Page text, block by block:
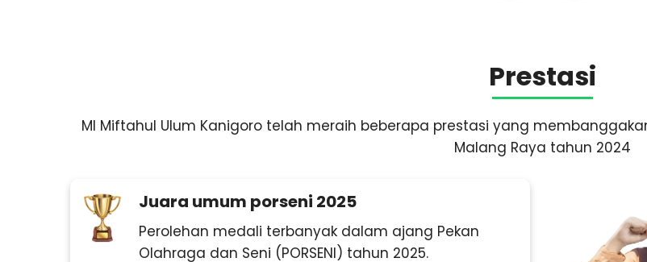
Prestasi
MI Miftahul Ulum Kanigoro telah meraih beberapa prestasi yang
Malang Raya tahun 2024
Juara umum porseni 2025
Perolehan medali terbanyak dalam ajang Pekan
Olahraga dan Seni (PORSENI) tahun 2025.